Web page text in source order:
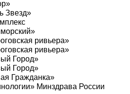
Звезд»
ривьера»
ривьера»
Город»
Город»
Гражданка»
Минздрава России